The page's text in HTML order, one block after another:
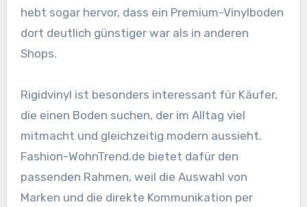
hebt sogar hervor, dass ein Premium-Vinylboden
dort deutlich günstiger war als in anderen
Shops.
Rigidvinyl ist besonders interessant für Käufer,
die einen Boden suchen, der im Alltag viel
mitmacht und gleichzeitig modern aussieht.
Fashion-WohnTrend.de bietet dafür den
passenden Rahmen, weil die Auswahl von
Marken und die direkte Kommunikation per